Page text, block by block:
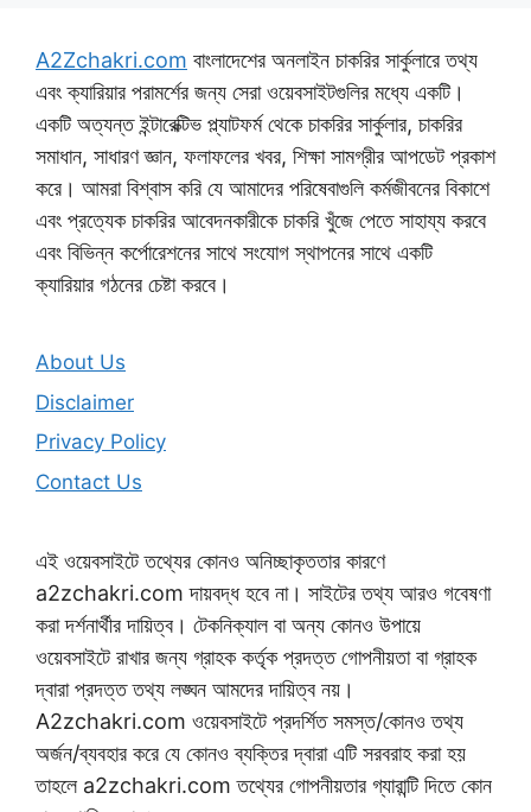
A2Zchakri.com বাংলাদেশের অনলাইন চাকরির সার্কুলারে তথ্য
এবং ক্যারিয়ার পরামর্শের জন্য সেরা ওয়েবসাইটগুলির মধ্যে একটি।
একটি অত্যন্ত ইন্টারেক্টিভ প্ল্যাটফর্ম থেকে চাকরির সার্কুলার, চাকরির
সমাধান, সাধারণ জ্ঞান, ফলাফলের খবর, শিক্ষা সামগ্রীর আপডেট প্রকাশ
করে। আমরা বিশ্বাস করি যে আমাদের পরিষেবাগুলি কর্মজীবনের বিকাশে
এবং প্রত্যেক চাকরির আবেদনকারীকে চাকরি খুঁজে পেতে সাহায্য করবে
এবং বিভিন্ন কর্পোরেশনের সাথে সংযোগ স্থাপনের সাথে একটি
ক্যারিয়ার গঠনের চেষ্টা করবে।
About Us
Disclaimer
Privacy Policy
Contact Us
এই ওয়েবসাইটে তথ্যের কোনও অনিচ্ছাকৃততার কারণে
a2zchakri.com দায়বদ্ধ হবে না। সাইটের তথ্য আরও গবেষণা
করা দর্শনার্থীর দায়িত্ব। টেকনিক্যাল বা অন্য কোনও উপায়ে
ওয়েবসাইটে রাখার জন্য গ্রাহক কর্তৃক প্রদত্ত গোপনীয়তা বা গ্রাহক
দ্বারা প্রদত্ত তথ্য লঙ্ঘন আমদের দায়িত্ব নয়।
A2zchakri.com ওয়েবসাইটে প্রদর্শিত সমস্ত/কোনও তথ্য
অর্জন/ব্যবহার করে যে কোনও ব্যক্তির দ্বারা এটি সরবরাহ করা হয়
তাহলে a2zchakri.com তথ্যের গোপনীয়তার গ্যারান্টি দিতে কোন